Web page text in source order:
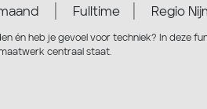
Fulltime Regio
én heb je gevoel voor techniek? In deze
centraal staat.